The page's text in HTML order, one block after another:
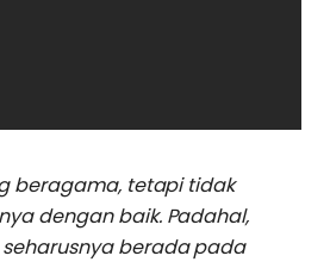
beragama, tetapi tidak
dengan baik. Padahal,
berada pada